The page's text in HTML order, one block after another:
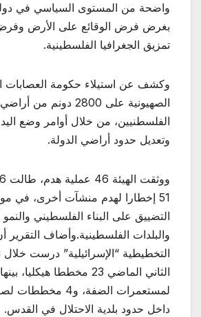
واضحة من المستوى السياسي في دولة
بغرض فرض الوقائع على الأرض
تمزيق الجغرافيا الفلسطينية.
وكشف عن استيلاء حكومة العصابات
الصهيونية على 2800 دونم
الفلسطنيين، من خلال أوامر وضع اليد
وتعديل حدود أراضي الدولة.
51 إخطارا لهدم منشآت أخرى، في
التضييق على البناء الفلسطيني
والبلدات الفلسطينية.وأضاف التقرير
التخطيطية “الإسرائيلية” درست
لمستعمرات الضفة،
داخل حدود بلدية الاحتلال في القدس.